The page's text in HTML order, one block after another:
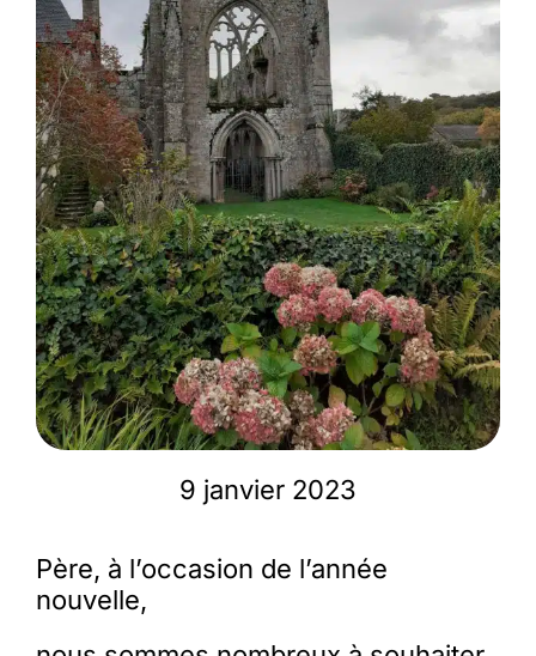
Membres
L’actu
Nous soutenir
La revue Responsables
9 janvier 2023
Père, à l’occasion de l’année
nouvelle,